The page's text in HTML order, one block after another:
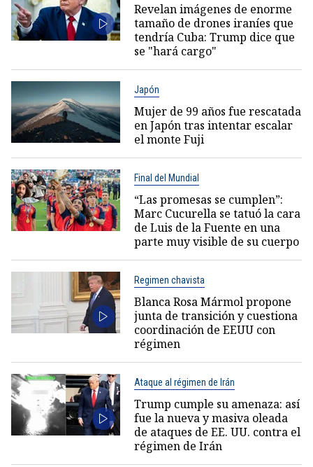
Revelan imágenes de enorme
tamaño de drones iraníes que
tendría Cuba: Trump dice que
se "hará cargo"
Japón
Mujer de 99 años fue rescatada
en Japón tras intentar escalar
el monte Fuji
Final del Mundial
“Las promesas se cumplen”:
Marc Cucurella se tatuó la cara
de Luis de la Fuente en una
parte muy visible de su cuerpo
Regimen chavista
Blanca Rosa Mármol propone
junta de transición y cuestiona
coordinación de EEUU con
régimen
Ataque al régimen de Irán
Trump cumple su amenaza: así
fue la nueva y masiva oleada
de ataques de EE. UU. contra el
régimen de Irán